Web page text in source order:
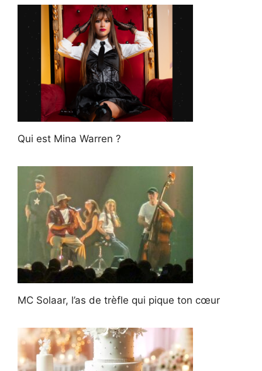
Qui est Mina Warren ?
MC Solaar, l’as de trèfle qui pique ton cœur